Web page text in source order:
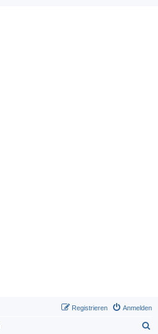
Anmelden
Registrieren